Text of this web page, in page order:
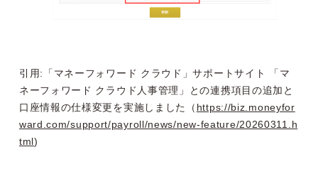
引用:「 マネーフォワード クラウド」サポートサイト 「マ
ネーフォワード クラウド人事管理」との連携項目の追加と
口座情報の仕様変更を実施しました（ https://biz.moneyfor
ward.com/support/payroll/news/new-feature/20260311.h
tml)